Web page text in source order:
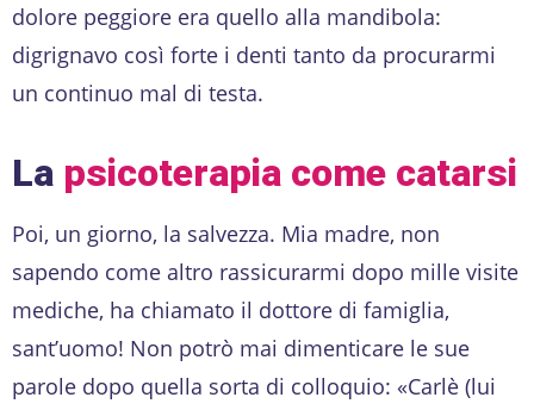
dolore peggiore era quello alla mandibola:
digrignavo così forte i denti tanto da procurarmi
un continuo mal di testa.
La psicoterapia come catarsi
Poi, un giorno, la salvezza. Mia madre, non
sapendo come altro rassicurarmi dopo mille visite
mediche, ha chiamato il dottore di famiglia,
sant’uomo! Non potrò mai dimenticare le sue
parole dopo quella sorta di colloquio: «Carlè (lui